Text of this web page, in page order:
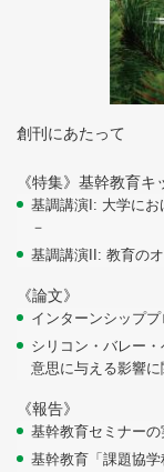
創刊にあたって
《特集》基幹教育
基調講演I: 大学にお
－
基調講演II: 教育の
《論文》
インターンシップ
シリコン・バレー
意思に与える影響
《報告》
基幹教育セミナー
基幹教育「課題協学